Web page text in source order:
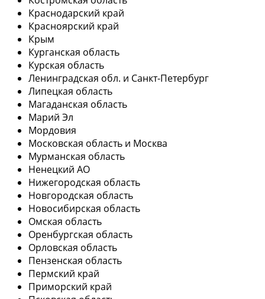
Краснодарский край
Красноярский край
Крым
Курганская область
Курская область
Ленинградская обл. и Санкт-Петербург
Липецкая область
Магаданская область
Марий Эл
Мордовия
Московская область и Москва
Мурманская область
Ненецкий АО
Нижегородская область
Новгородская область
Новосибирская область
Омская область
Оренбургская область
Орловская область
Пензенская область
Пермский край
Приморский край